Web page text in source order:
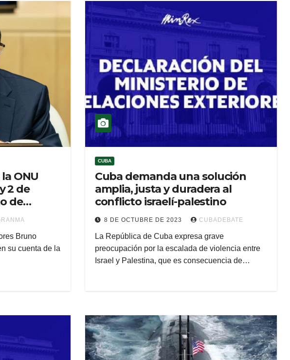
ONU
2 de
de
el
Bruno
su cuenta de la
CUBA
Cuba demanda una solución
amplia, justa y duradera al
conflicto israelí-palestino
8 DE OCTUBRE DE 2023 CUBADEBATE
La República de Cuba expresa grave
preocupación por la escalada de violencia entre
Israel y Palestina, que es consecuencia de…